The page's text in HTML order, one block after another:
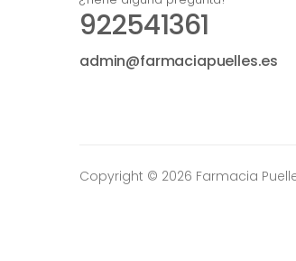
922541361
admin@farmaciapuelles.es
Copyright © 2026 Farmacia